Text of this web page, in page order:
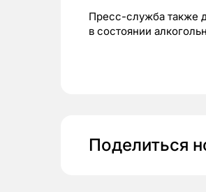
Пресс-служба также
в состоянии
Поделиться